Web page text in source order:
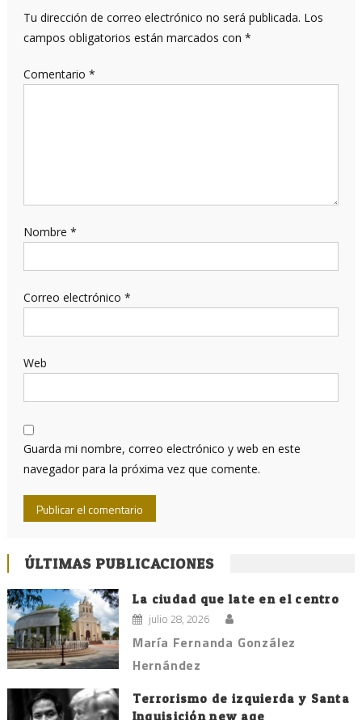
Tu dirección de correo electrónico no será publicada. Los
campos obligatorios están marcados con *
Comentario *
Nombre *
Correo electrónico *
Web
Guarda mi nombre, correo electrónico y web en este
navegador para la próxima vez que comente.
ÚLTIMAS PUBLICACIONES
La ciudad que late en el centro
julio 28, 2026
María Fernanda González
Hernández
Terrorismo de izquierda y Santa
Inquisición new age